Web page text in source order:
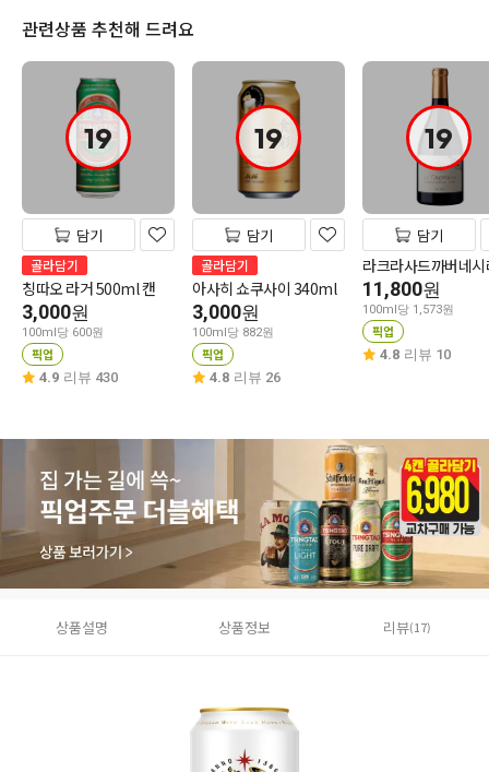
관련상품 추천해 드려요
19
담기
골라담기
칭따오 라거 500ml 캔
3,000원
100ml당 600원
픽업
4.9 리뷰 430
19
담기
골라담기
아사히 쇼쿠사이 340ml
3,000원
100ml당 882원
픽업
4.8 리뷰 26
19
담기
라크라사드까버네시
11,800원
100ml당 1,573원
픽업
4.8 리뷰 10
상품설명 상품정보 리뷰(17)